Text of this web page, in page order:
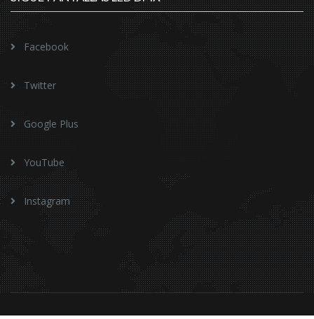
Facebook
Twitter
Google Plus
YouTube
Instagram